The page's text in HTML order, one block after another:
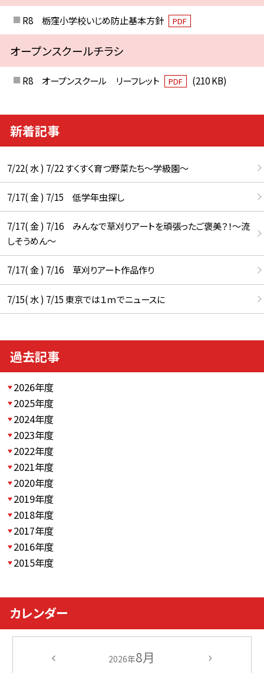
R8 栃窪小学校いじめ防止基本方針 PDF
オープンスクールチラシ
R8 オープンスクール リーフレット PDF (210 KB)
新着記事
7/22( 水 ) 7/22 すくすく育つ野菜たち～学級園～
7/17( 金 ) 7/15 低学年虫探し
7/17( 金 ) 7/16 みんなで草刈りアートを頑張ったご褒美？！～流
しそうめん～
7/17( 金 ) 7/16 草刈りアート作品作り
7/15( 水 ) 7/15 東京では１ｍでニュースに
過去記事
2026年度
2025年度
2024年度
2023年度
2022年度
2021年度
2020年度
2019年度
2018年度
2017年度
2016年度
2015年度
カレンダー
2026年8月